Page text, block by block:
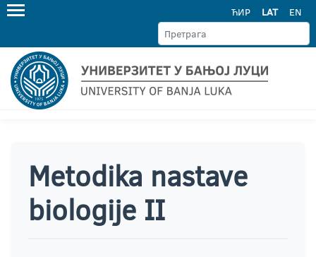
ЋИР LAT EN
Metodika nastave
biologije II